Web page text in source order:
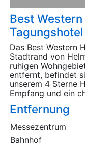
Best
Das Best Western
Stadtrand von
ruhigen
entfernt, befindet
unserem 4 Sterne
Empfang und ein
Entfernung
Messezentrum
Bahnhof